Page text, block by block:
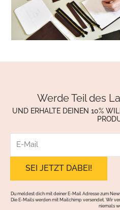
Werde Teil des
UND ERHALTE DEINEN 10%
Mail
Du meldest dich mit deiner E-Mail Adresse zum
Die E-Mails werden mit Mailchimp versendet. Wir
niemals